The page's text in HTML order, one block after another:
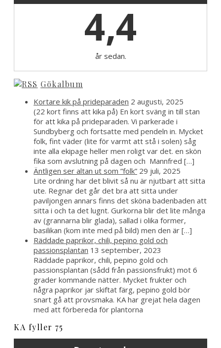
4,4
år sedan.
Gökalbum
Kortare kik på prideparaden 2 augusti, 2025
(22 kort finns att kika på) En kort sväng in till stan
för att kika på prideparaden. Vi parkerade i
Sundbyberg och fortsatte med pendeln in. Mycket
folk, fint väder (lite för varmt att stå i solen) såg
inte alla ekipage heller men roligt var det. en skön
fika som avslutning på dagen och Mannfred […]
Äntligen ser altan ut som ”folk” 29 juli, 2025
Lite ordning har det blivit så nu är njutbart att sitta
ute. Regnar det går det bra att sitta under
paviljongen annars finns det sköna badenbaden att
sitta i och ta det lugnt. Gurkorna blir det lite många
av (grannarna blir glada), sallad i olika former,
basilikan (kom inte med på bild) men den är […]
Räddade paprikor, chili, pepino gold och
passionsplantan 13 september, 2023
Räddade paprikor, chili, pepino gold och
passionsplantan (sådd från passionsfrukt) mot 6
grader kommande nätter. Mycket frukter och
några paprikor jar skiftat färg, pepino gold bör
snart gå att provsmaka. KA har grejat hela dagen
med att förbereda för plantorna
KA fyller 75